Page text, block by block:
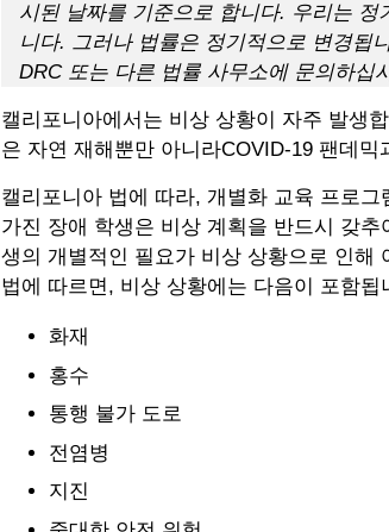
시된 날짜를 기준으로 합니다. 우리는
니다. 그러나 법률은 정기적으로 변경됩
DRC 또는 다른 법률 사무소에 문의하십
캘리포니아에서는 비상 상황이 자주 발생
은 자연 재해뿐만 아니라COVID-19 팬데
캘리포니아 법에 따라, 개별화 교육 프로
가진 장애 학생은 비상 계획을 반드시 갖추
생의 개별적인 필요가 비상 상황으로 인해
법에 따르면, 비상 상황에는 다음이 포함됩
화재
홍수
통행 불가 도로
전염병
지진